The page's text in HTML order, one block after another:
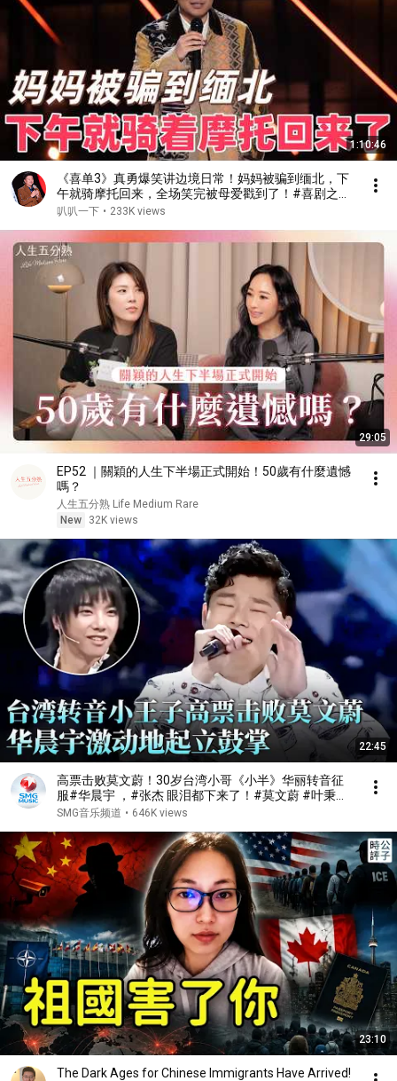
1:10:46
《喜单3》真勇爆笑讲边境日常！妈妈被骗到缅北，下
午就骑摩托回来，全场笑完被母爱戳到了！#喜剧之王
单口季 #脱口秀 #搞笑 #喜剧 #funny #综艺
叭叭一下 • 233K views
29:05
EP52 ｜關穎的人生下半場正式開始！50歲有什麼遺憾
嗎？
人生五分熟 Life Medium Rare
New
32K views
22:45
高票击败莫文蔚！30岁台湾小哥《小半》华丽转音征
服#华晨宇 ，#张杰 眼泪都下来了！#莫文蔚 #叶秉桓
#天籁之战2 精华版 clip
SMG音乐频道 • 646K views
23:10
The Dark Ages for Chinese Immigrants Have Arrived!